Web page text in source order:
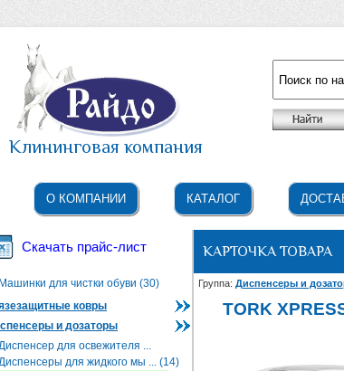
Клининговая компания
О КОМПАНИИ КАТАЛОГ
Скачать прайс-лист
Машинки для чистки обуви (30)
ковры
и дозаторы
для освежителя ...
для жидкого мы ... (14)
КАРТОЧКА ТОВАРА
Группа: Диспенсеры и
TORK